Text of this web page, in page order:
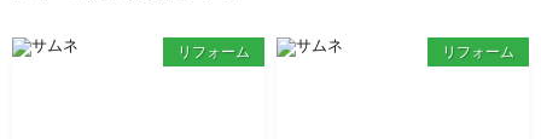
リフォーム リフォーム